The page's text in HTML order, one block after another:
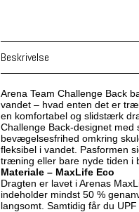
Beskrivelse
Arena Team Challenge Back
vandet – hvad enten det er
en komfortabel og slidstærk
Challenge Back-designet
bevægelsesfrihed omkring
fleksibel i vandet. Pasformen
træning eller bare nyde tiden i
Materiale – MaxLife Eco
Dragten er lavet i Arenas
indeholder mindst 50 %
langsomt. Samtidig får du